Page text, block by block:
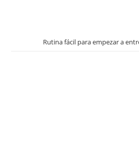
Rutina fácil para empezar a